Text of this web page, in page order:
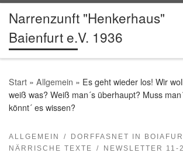
Zum Inhalt springen
Narrenzunft "Henkerhaus"
Baienfurt e.V. 1936
Start » Allgemein » Es geht wieder los! Wir
weiß was? Weiß man´s überhaupt? Muss
könnt´ es wissen?
ALLGEMEIN
DORFFASNET IN
NÄRRISCHE TEXTE
NEWSLETTER 11-